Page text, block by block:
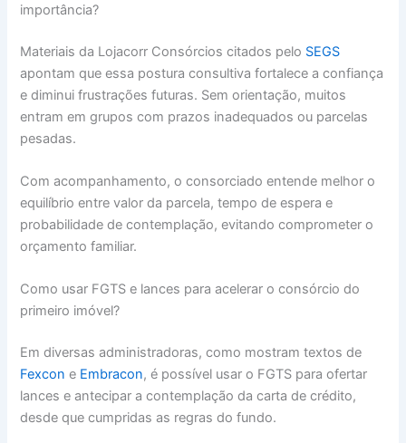
importância?
Materiais da Lojacorr Consórcios citados pelo SEGS
apontam que essa postura consultiva fortalece a confiança
e diminui frustrações futuras. Sem orientação, muitos
entram em grupos com prazos inadequados ou parcelas
pesadas.
Com acompanhamento, o consorciado entende melhor o
equilíbrio entre valor da parcela, tempo de espera e
probabilidade de contemplação, evitando comprometer o
orçamento familiar.
Como usar FGTS e lances para acelerar o consórcio do
primeiro imóvel?
Em diversas administradoras, como mostram textos de
Fexcon e Embracon, é possível usar o FGTS para ofertar
lances e antecipar a contemplação da carta de crédito,
desde que cumpridas as regras do fundo.